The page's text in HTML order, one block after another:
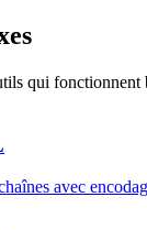
qui fonctionnent
avec